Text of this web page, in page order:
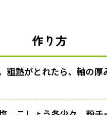
作り方
粗熱がとれたら、軸の厚